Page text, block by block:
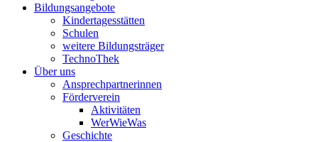
Bildungsangebote
Kindertagesstätten
Schulen
weitere Bildungsträger
TechnoThek
Über uns
Ansprechpartnerinnen
Förderverein
Aktivitäten
WerWieWas
Geschichte